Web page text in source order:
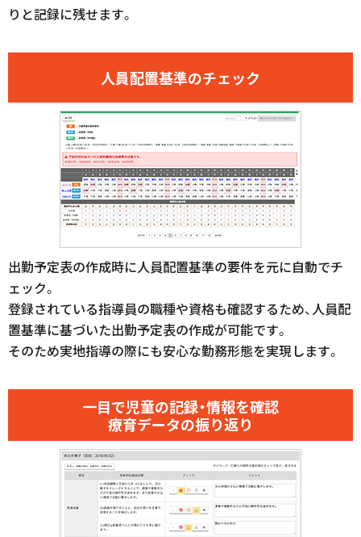
りと記録に残せます。
人員配置基準のチェック
出勤予定表の作成時に人員配置基準の要件を元に自動でチ
ェック。
登録されている指導員の職種や資格も確認するため、人員配
置基準に基づいた出勤予定表の作成が可能です。
そのため実地指導の際にも安心な勤務形態を実現します。
一目で児童の記録・情報を確認
療育データの振り返り